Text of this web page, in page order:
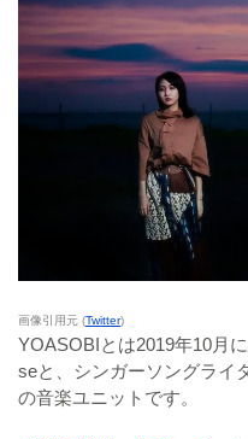
画像引用元 (Twitter)
YOASOBIとは2019年10月
seと、シンガーソングライ
の音楽ユニットです。